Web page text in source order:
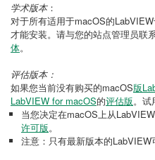
学术版本：
对于所有适用于macOS的
才能安装。请与您的站点管理员联
体。
评估版本：
如果您当前没有购买的macOS版
LabVIEW for macOS的评估版。试
当您决定在macOS上从
许可版。
注意：只有最新版本的